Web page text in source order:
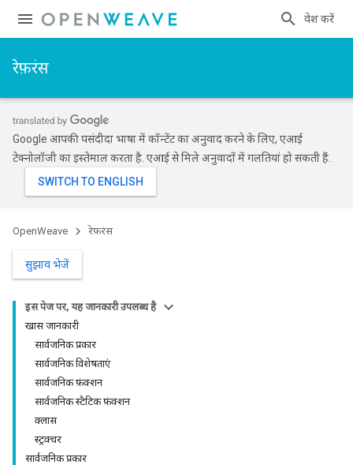
प्रवेश करें
रेफ़रंस
Google आपकी पसंदीदा भाषा में कॉन्टेंट का अनुवाद करने के लिए, एआई
टेक्नोलॉजी का इस्तेमाल करता है. एआई से मिले अनुवादों में गलतियां हो सकती हैं.
OpenWeave रेफ़रंस
सुझाव भेजें
इस पेज पर, यह जानकारी उपलब्ध है
खास जानकारी
सार्वजनिक प्रकार
सार्वजनिक विशेषताएं
सार्वजनिक फ़ंक्शन
सार्वजनिक स्टैटिक फ़ंक्शन
क्लास
स्ट्रक्चर
सार्वजनिक प्रकार